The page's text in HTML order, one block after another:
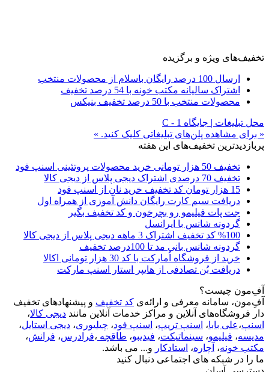
تخفیف‌های ویژه و برگزیده
ارسال 100 درصد رایگان باسلام از محصولات منتخب
اشتراک سالیانه مکتب خونه با 54 درصد تخفیف
محصولات منتخب با 50 درصد تخفیف بنیکس
محل تبلیغات | جایگاه C - 1
« برای مشاهده پلن‌های تبلیغاتی کلیک کنید. »
پربازدیدترین تخفیف‌های این هفته
تخفیف 50 هزار تومانی خرید محصولات پروتئینی اسنپ فود
تخفیف 70 درصدی اشتراک دیجی پلاس از دیجی کالا
15 هزار تومان کد تخفیف خرید نان از اسنپ فود
دریافت سیم کارت رایگان دانش آموزی از همراه اول
جت پات فیلیمو رو بچرخون و کد تخفیف بگیر
گردونه شانس با ایرانسل
%100 کد تخفیف اشتراک 3 ماهه دیجی پلاس از دیجی کالا
گردونه شانس بانی مد تا 100درصد تخفیف
خرید از فروشگاه اُمارکت با کد 30 هزار تومانی اکالا
دریافت بُن تصادفی از هایپر استار اسنپ مارکت
آفِ‌مون چیست؟
آفِ‌مون، سامانه معرفی و ارائه‌ی کد تخفیف و پیشنهادهای تخفیف
دار فروشگاه‌های آنلاین و مراکز خدمات آنلاین مانند دیجی کالا،
اسنپ،علی بابا، اسنپ تریپ، اسنپ فود، چیلیوری، دیجی استایل،
مدیسه، فیلیمو، سینماتیکت، فیدیبو، طاقچه ،فرادرس، فرانش،
مکتب خونه، آچاره، استادکار و... می باشد.
ما را در شبکه های اجتماعی دنبال کنید